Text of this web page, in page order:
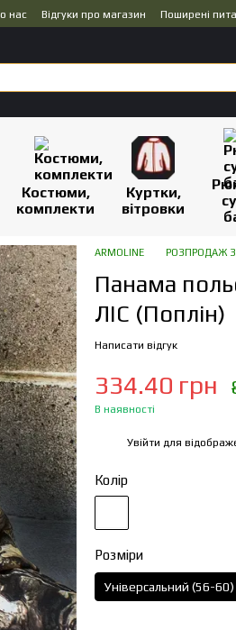
нас Відгуки про магазин Поширені
Костюми,
комплекти
Куртки,
вітровки
ARMOLINE РОЗПРОДАЖ
Панама
ЛІС (Поплін)
Написати відгук
334.40 грн
В наявності
Увійти для
Колір
Розміри
Універсальний (56-60)